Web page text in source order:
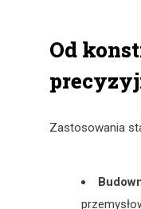
Od
Zastosowania